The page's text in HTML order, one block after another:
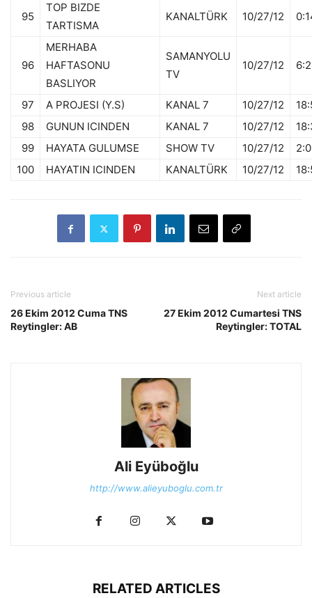
95
TOP BIZDE
TARTISMA
KANALTÜRK 10/27/12
96
MERHABA
HAFTASONU
BASLIYOR
SAMANYOLU
TV
10/27/12
97 A PROJESI (Y.S) KANAL 7 10/27/12
98
GUNUN ICINDEN KANAL 7 10/27/12
99
HAYATA GULUMSE SHOW TV 10/27/12
100
HAYATIN ICINDEN KANALTÜRK 10/27/12
Previous article
26 Ekim 2012 Cuma TNS
Reytingler: AB
Next article
27 Ekim 2012 Cumartesi TNS
Reytingler: TOTAL
Ali Eyüboğlu
http://www.alieyuboglu.com.tr
RELATED ARTICLES